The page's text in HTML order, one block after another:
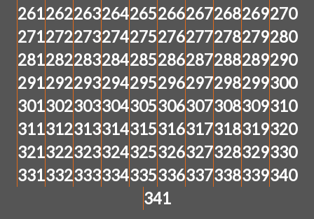
261262263264265266267268269270
271272273274275276277278279280
281282283284285286287288289290
291292293294295296297298299300
301302303304305306307308309310
311312313314315316317318319320
321322323324325326327328329330
331332333334335336337338339340
341